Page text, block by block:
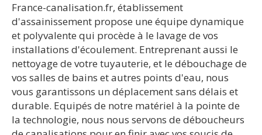
France-canalisation.fr, établissement
d'assainissement propose une équipe dynamique
et polyvalente qui procède à le lavage de vos
installations d'écoulement. Entreprenant aussi le
nettoyage de votre tuyauterie, et le débouchage de
vos salles de bains et autres points d'eau, nous
vous garantissons un déplacement sans délais et
durable. Equipés de notre matériel à la pointe de
la technologie, nous nous servons de déboucheurs